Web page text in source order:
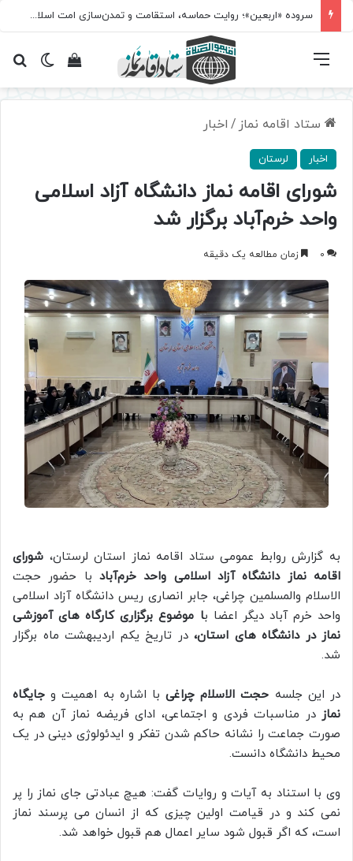
سروده‌ «اربعین»؛ روایت حماسه، استقامت و تمدن‌سازی امت اسلامی
تغییرمشاهده فهرست
ستاد اقامه نماز / اخبار
اخبار لرستان
شورای اقامه نماز دانشگاه آزاد اسلامی
واحد خرم‌آباد برگزار شد
0 زمان مطالعه یک دقیقه
به گزارش روابط عمومی ستاد اقامه نماز استان لرستان، شورای
اقامه نماز دانشگاه آزاد اسلامی واحد خرم‌آباد با حضور حجت
الاسلام والمسلمین چراغی، جابر انصاری ریس دانشگاه آزاد اسلامی
واحد خرم آباد دیگر اعضا با موضوع برگزاری کارگاه های آموزشی
نماز در دانشگاه های استان، در تاریخ یکم اردیبهشت ماه برگزار
شد.
در این جلسه حجت الاسلام چراغی با اشاره به اهمیت و جایگاه
نماز در مناسبات فردی و اجتماعی، ادای فریضه نماز آن هم به
صورت جماعت را نشانه حاکم شدن تفکر و ایدئولوژی دینی در یک
محیط دانشگاه دانست.
وی با استناد به آیات و روایات گفت: هیچ عبادتی جای نماز را پر
نمی کند و در قیامت اولین چیزی که از انسان می پرسند نماز
است، که اگر قبول شود سایر اعمال هم قبول خواهد شد.